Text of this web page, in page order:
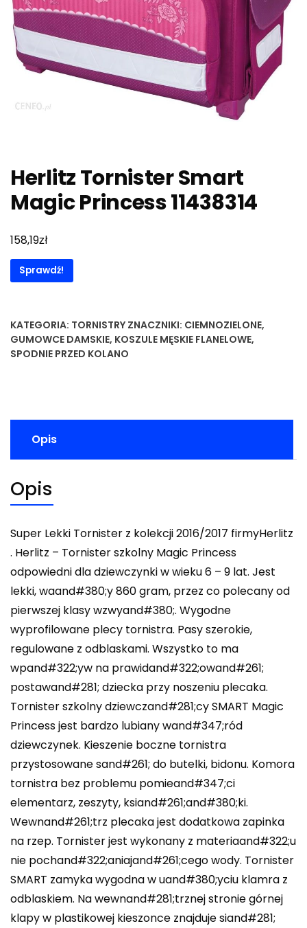
Herlitz Tornister Smart
Magic Princess 11438314
158,19zł
Sprawdź!
KATEGORIA: TORNISTRY ZNACZNIKI: CIEMNOZIELONE,
GUMOWCE DAMSKIE, KOSZULE MĘSKIE FLANELOWE,
SPODNIE PRZED KOLANO
Opis
Opis
Super Lekki Tornister z kolekcji 2016/2017 firmyHerlitz
. Herlitz – Tornister szkolny Magic Princess
odpowiedni dla dziewczynki w wieku 6 – 9 lat. Jest
lekki, waand#380;y 860 gram, przez co polecany od
pierwszej klasy wzwyand#380;. Wygodne
wyprofilowane plecy tornistra. Pasy szerokie,
regulowane z odblaskami. Wszystko to ma
wpand#322;yw na prawidand#322;owand#261;
postawand#281; dziecka przy noszeniu plecaka.
Tornister szkolny dziewczand#281;cy SMART Magic
Princess jest bardzo lubiany wand#347;ród
dziewczynek. Kieszenie boczne tornistra
przystosowane sand#261; do butelki, bidonu. Komora
tornistra bez problemu pomieand#347;ci
elementarz, zeszyty, ksiand#261;and#380;ki.
Wewnand#261;trz plecaka jest dodatkowa zapinka
na rzep. Tornister jest wykonany z materiaand#322;u
nie pochand#322;aniajand#261;cego wody. Tornister
SMART zamyka wygodna w uand#380;yciu klamra z
odblaskiem. Na wewnand#281;trznej stronie górnej
klapy w plastikowej kieszonce znajduje siand#281;